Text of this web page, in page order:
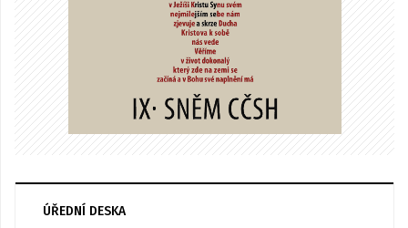
ÚŘEDNÍ DESKA